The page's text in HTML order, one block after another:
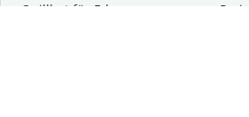
Quillbot für Edge
Preise